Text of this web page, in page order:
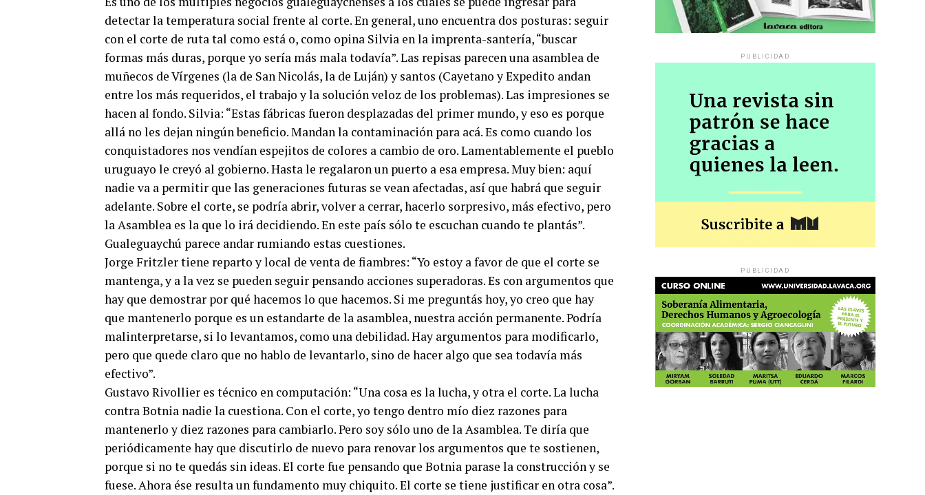
detectar la temperatura social frente al corte. En general, uno encuentra dos posturas: seguir
con el corte de ruta tal como está o, como opina Silvia en la imprenta-santería, “buscar
formas más duras, porque yo sería más mala todavía”. Las repisas parecen una asamblea de
muñecos de Vírgenes (la de San Nicolás, la de Luján) y santos (Cayetano y Expedito andan
entre los más requeridos, el trabajo y la solución veloz de los problemas). Las impresiones se
hacen al fondo. Silvia: “Estas fábricas fueron desplazadas del primer mundo, y eso es porque
allá no les dejan ningún beneficio. Mandan la contaminación para acá. Es como cuando los
conquistadores nos vendían espejitos de colores a cambio de oro. Lamentablemente el pueblo
uruguayo le creyó al gobierno. Hasta le regalaron un puerto a esa empresa. Muy bien: aquí
nadie va a permitir que las generaciones futuras se vean afectadas, así que habrá que seguir
adelante. Sobre el corte, se podría abrir, volver a cerrar, hacerlo sorpresivo, más efectivo, pero
la Asamblea es la que lo irá decidiendo. En este país sólo te escuchan cuando te plantás”.
Gualeguaychú parece andar rumiando estas cuestiones.
Jorge Fritzler tiene reparto y local de venta de fiambres: “Yo estoy a favor de que el corte se
mantenga, y a la vez se pueden seguir pensando acciones superadoras. Es con argumentos que
hay que demostrar por qué hacemos lo que hacemos. Si me preguntás hoy, yo creo que hay
que mantenerlo porque es un estandarte de la asamblea, nuestra acción permanente. Podría
malinterpretarse, si lo levantamos, como una debilidad. Hay argumentos para modificarlo,
pero que quede claro que no hablo de levantarlo, sino de hacer algo que sea todavía más
efectivo”.
Gustavo Rivollier es técnico en computación: “Una cosa es la lucha, y otra el corte. La lucha
contra Botnia nadie la cuestiona. Con el corte, yo tengo dentro mío diez razones para
mantenerlo y diez razones para cambiarlo. Pero soy sólo uno de la Asamblea. Te diría que
periódicamente hay que discutirlo de nuevo para renovar los argumentos que te sostienen,
porque si no te quedás sin ideas. El corte fue pensando que Botnia parase la construcción y se
fuese. Ahora ése resulta un fundamento muy chiquito. El corte se tiene justificar en otra cosa”.
PUBLICIDAD
PUBLICIDAD